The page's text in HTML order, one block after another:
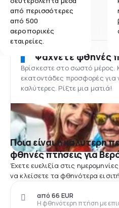
από περισσότερες
από 500
αεροπορικές
εταιρείες.
Ψάχνετε φθηνές
Βρίσκεστε στο σωστό μέρος.
εκατοντάδες προσφορές για
καλύτερες. Ρίξτε μια ματιά!
Ποια είναι η καλύτερη
φθηνές πτήσεις για
Έχετε ευελιξία στις
να κλείσετε τα φθηνότερα
Η φθηνότερη πτήση με
από 66 EUR